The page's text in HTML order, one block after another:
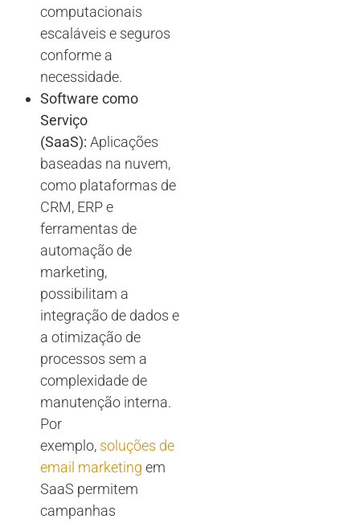
computacionais
escaláveis e seguros
conforme a
necessidade.
Software como
Serviço
(SaaS): Aplicações
baseadas na nuvem,
como plataformas de
CRM, ERP e
ferramentas de
automação de
marketing,
possibilitam a
integração de dados e
a otimização de
processos sem a
complexidade de
manutenção interna.
Por
exemplo, soluções de
email marketing em
SaaS permitem
campanhas